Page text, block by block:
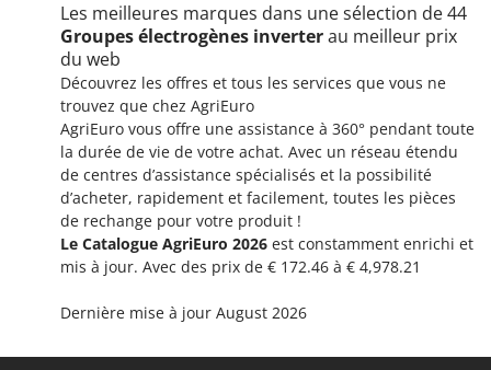
Les meilleures marques dans une sélection de 44
Groupes électrogènes inverterau meilleur prix
du web
Découvrez les offres et tous les services que vous ne
trouvez que chez AgriEuro
AgriEuro vous offre une assistance à 360° pendant toute
la durée de vie de votre achat. Avec un réseau étendu
de centres d’assistance spécialisés et la possibilité
d’acheter, rapidement et facilement, toutes les pièces
de rechange pour votre produit !
Le Catalogue AgriEuro 2026 est constamment enrichi et
mis à jour. Avec des prix de € 172.46 à € 4,978.21
Dernière mise à jour August 2026